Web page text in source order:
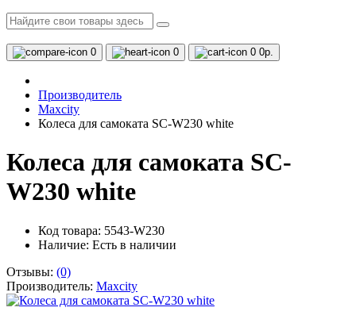
0 0 0 0р.
Производитель
Maxcity
Колеса для самоката SC-W230 white
Колеса для самоката SC-
W230 white
Код товара: 5543-W230
Наличие: Есть в наличии
Отзывы: (0)
Производитель: Maxcity